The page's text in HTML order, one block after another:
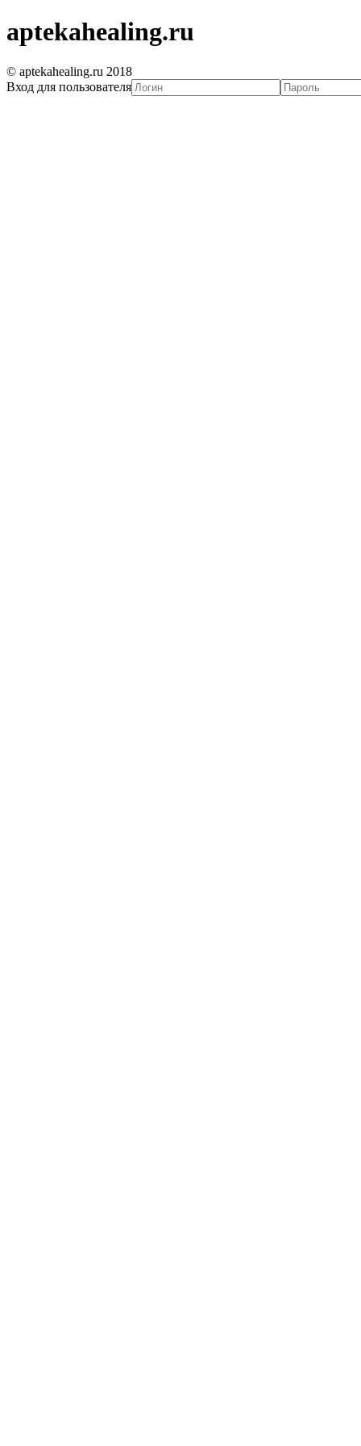
aptekahealing.ru
© aptekahealing.ru 2018
Вход для пользователя